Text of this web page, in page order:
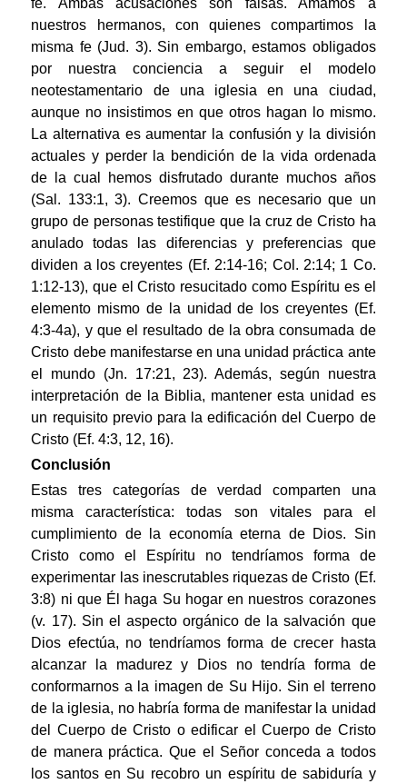
fe. Ambas acusaciones son falsas. Amamos a
nuestros hermanos, con quienes compartimos la
misma fe (Jud. 3). Sin embargo, estamos obligados
por nuestra conciencia a seguir el modelo
neotestamentario de una iglesia en una ciudad,
aunque no insistimos en que otros hagan lo mismo.
La alternativa es aumentar la confusión y la división
actuales y perder la bendición de la vida ordenada
de la cual hemos disfrutado durante muchos años
(Sal. 133:1, 3). Creemos que es necesario que un
grupo de personas testifique que la cruz de Cristo ha
anulado todas las diferencias y preferencias que
dividen a los creyentes (Ef. 2:14-16; Col. 2:14; 1 Co.
1:12-13), que el Cristo resucitado como Espíritu es el
elemento mismo de la unidad de los creyentes (Ef.
4:3-4a), y que el resultado de la obra consumada de
Cristo debe manifestarse en una unidad práctica ante
el mundo (Jn. 17:21, 23). Además, según nuestra
interpretación de la Biblia, mantener esta unidad es
un requisito previo para la edificación del Cuerpo de
Cristo (Ef. 4:3, 12, 16).
Conclusión
Estas tres categorías de verdad comparten una
misma característica: todas son vitales para el
cumplimiento de la economía eterna de Dios. Sin
Cristo como el Espíritu no tendríamos forma de
experimentar las inescrutables riquezas de Cristo (Ef.
3:8) ni que Él haga Su hogar en nuestros corazones
(v. 17). Sin el aspecto orgánico de la salvación que
Dios efectúa, no tendríamos forma de crecer hasta
alcanzar la madurez y Dios no tendría forma de
conformarnos a la imagen de Su Hijo. Sin el terreno
de la iglesia, no habría forma de manifestar la unidad
del Cuerpo de Cristo o edificar el Cuerpo de Cristo
de manera práctica. Que el Señor conceda a todos
los santos en Su recobro un espíritu de sabiduría y